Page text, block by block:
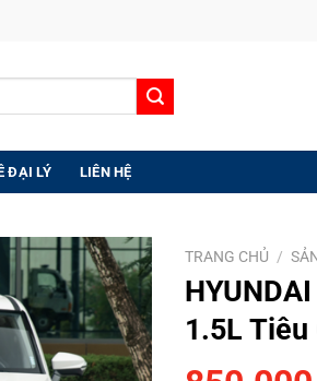
ĐẠI LÝ LIÊN HỆ
TRANG CHỦ /
1.5L Tiêu